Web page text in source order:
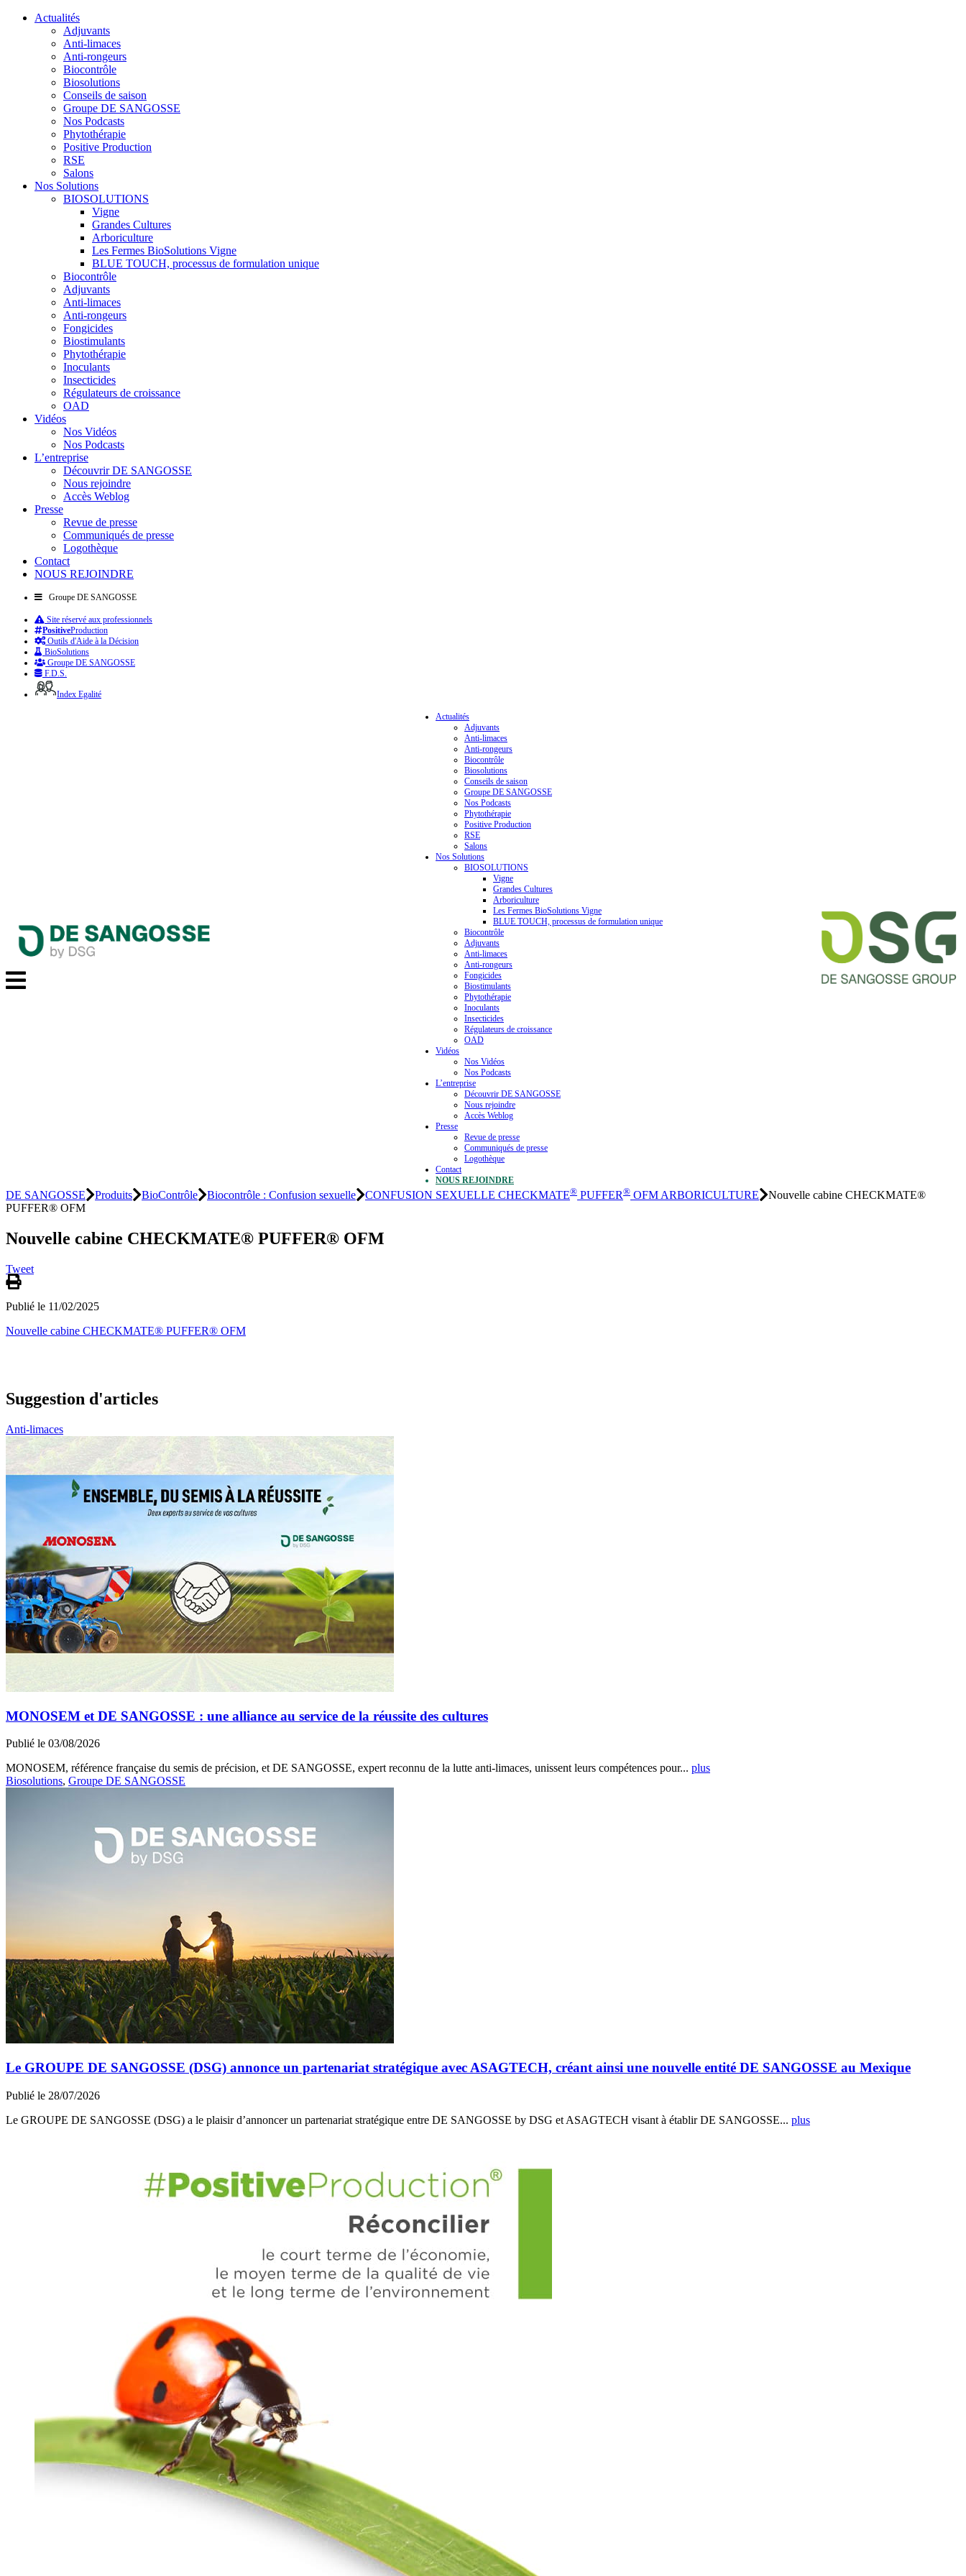
Actualités
Adjuvants
Anti-limaces
Anti-rongeurs
Biocontrôle
Biosolutions
Conseils de saison
Groupe DE SANGOSSE
Nos Podcasts
Phytothérapie
Positive Production
RSE
Salons
Nos Solutions
BIOSOLUTIONS
Vigne
Grandes Cultures
Arboriculture
Les Fermes BioSolutions Vigne
BLUE TOUCH, processus de formulation unique
Biocontrôle
Adjuvants
Anti-limaces
Anti-rongeurs
Fongicides
Biostimulants
Phytothérapie
Inoculants
Insecticides
Régulateurs de croissance
OAD
Vidéos
Nos Vidéos
Nos Podcasts
L’entreprise
Découvrir DE SANGOSSE
Nous rejoindre
Accès Weblog
Presse
Revue de presse
Communiqués de presse
Logothèque
Contact
NOUS REJOINDRE
Groupe DE SANGOSSE
Site réservé aux professionnels
PositiveProduction
Outils d'Aide à la Décision
BioSolutions
Groupe DE SANGOSSE
F.D.S.
Index Egalité
Actualités
Adjuvants
Anti-limaces
Anti-rongeurs
Biocontrôle
Biosolutions
Conseils de saison
Groupe DE SANGOSSE
Nos Podcasts
Phytothérapie
Positive Production
RSE
Salons
Nos Solutions
BIOSOLUTIONS
Vigne
Grandes Cultures
Arboriculture
Les Fermes BioSolutions Vigne
BLUE TOUCH, processus de formulation unique
Biocontrôle
Adjuvants
Anti-limaces
Anti-rongeurs
Fongicides
Biostimulants
Phytothérapie
Inoculants
Insecticides
Régulateurs de croissance
OAD
Vidéos
Nos Vidéos
Nos Podcasts
L’entreprise
Découvrir DE SANGOSSE
Nous rejoindre
Accès Weblog
Presse
Revue de presse
Communiqués de presse
Logothèque
Contact
NOUS REJOINDRE
DE SANGOSSE Produits BioContrôle Biocontrôle : Confusion sexuelle CONFUSION SEXUELLE CHECKMATE® PUFFER® OFM ARBORICULTURE
Nouvelle cabine CHECKMATE®
PUFFER® OFM
Nouvelle cabine CHECKMATE® PUFFER® OFM
Tweet
Publié le 11/02/2025
Nouvelle cabine CHECKMATE® PUFFER® OFM
Suggestion d'articles
Anti-limaces
MONOSEM et DE SANGOSSE : une alliance au service de la réussite des cultures
Publié le 03/08/2026
MONOSEM, référence française du semis de précision, et DE SANGOSSE, expert reconnu de la lutte anti-limaces, unissent leurs compétences pour... plus
Biosolutions, Groupe DE SANGOSSE
Le GROUPE DE SANGOSSE (DSG) annonce un partenariat stratégique avec ASAGTECH, créant ainsi une nouvelle entité DE SANGOSSE au Mexique
Publié le 28/07/2026
Le GROUPE DE SANGOSSE (DSG) a le plaisir d’annoncer un partenariat stratégique entre DE SANGOSSE by DSG et ASAGTECH visant à établir DE SANGOSSE... plus